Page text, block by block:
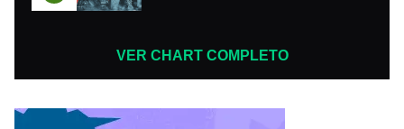
VER CHART COMPLETO